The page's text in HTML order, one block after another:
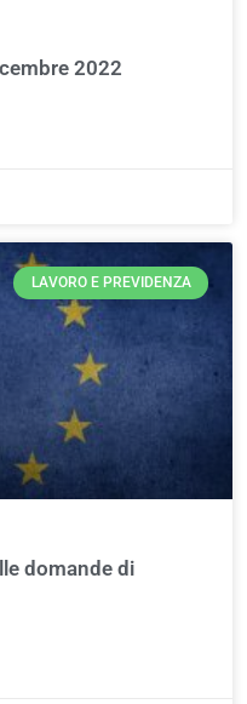
2022
LAVORO E PREVIDENZA
domande di